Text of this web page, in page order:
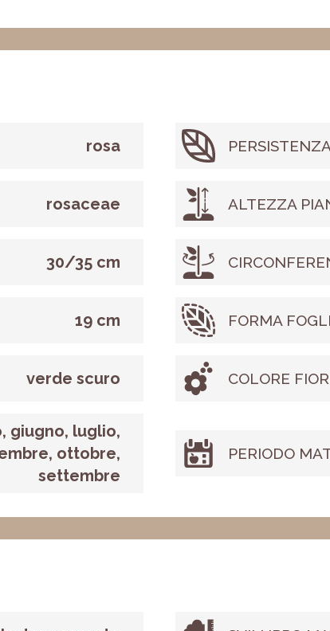
rosa
rosaceae ALTEZZA
30/35 cm
19 cm FORMA
verde scuro COLORE
giugno, luglio,
ottobre,
settembre
PERIODO